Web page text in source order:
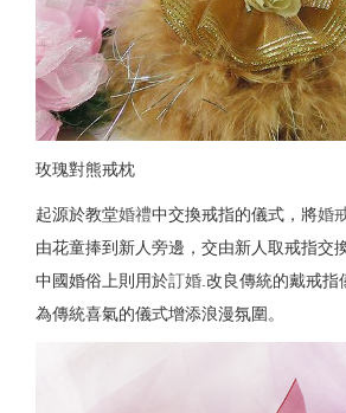
玫瑰對熊戒枕
起源於教堂婚禮中交換戒指的儀式，將婚
由花童捧到新人旁邊，交由新人取戒指交
中國婚俗上則用於訂婚 .改良傳統的戴戒
為傳統喜氣的儀式增添浪漫氛圍。